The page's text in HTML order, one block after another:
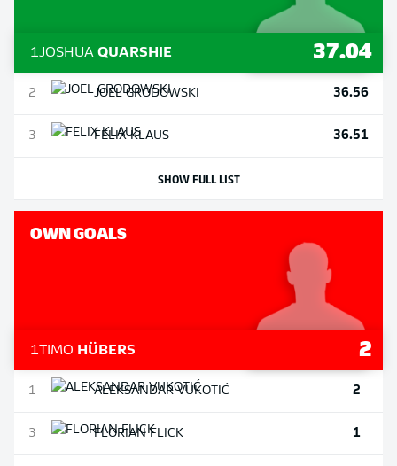
1JOSHUA QUARSHIE 37.04
2 JOELGRODOWSKI 36.56
3 FELIXKLAUS 36.51
SHOW FULL LIST
OWN GOALS
1TIMO HÜBERS 2
1 ALEKSANDARVUKOTIĆ 2
3 FLORIANFLICK 1